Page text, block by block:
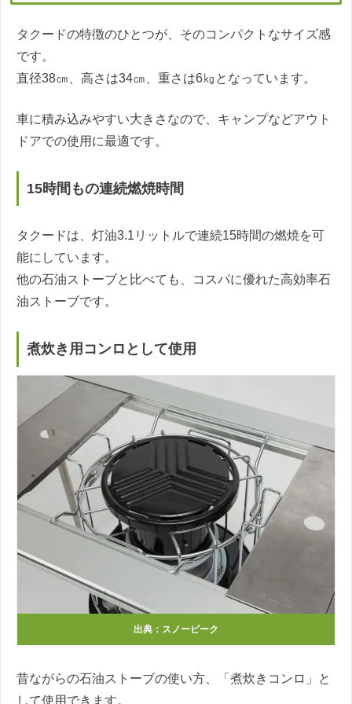
タクードの特徴のひとつが、そのコンパクトなサイズ感
です。
直径38㎝、高さは34㎝、重さは6㎏となっています。
車に積み込みやすい大きさなので、キャンプなどアウト
ドアでの使用に最適です。
15時間もの連続燃焼時間
タクードは、灯油3.1リットルで連続15時間の燃焼を可
能にしています。
他の石油ストーブと比べても、コスパに優れた高効率石
油ストーブです。
煮炊き用コンロとして使用
出典：スノーピーク
昔ながらの石油ストーブの使い方、「煮炊きコンロ」と
して使用できます。